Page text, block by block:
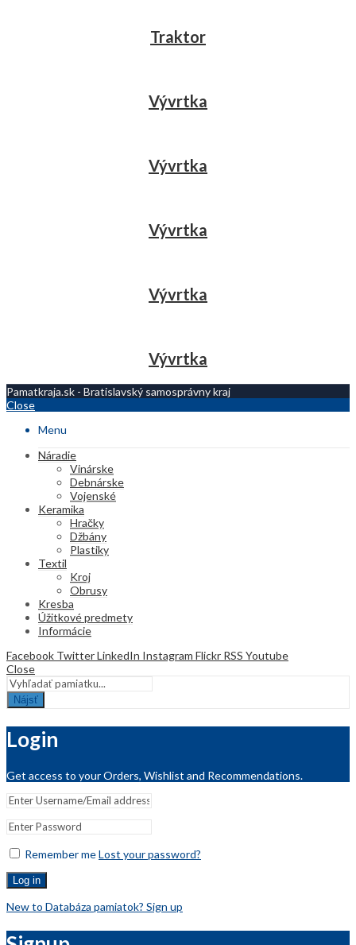
Traktor
Vývrtka
Vývrtka
Vývrtka
Vývrtka
Vývrtka
Pamatkraja.sk - Bratislavský samosprávny kraj
Close
Menu
Náradie
Vinárske
Debnárske
Vojenské
Keramika
Hračky
Džbány
Plastiky
Textil
Kroj
Obrusy
Kresba
Úžitkové predmety
Informácie
Facebook TwitterLinkedIn Instagram Flickr RSS Youtube
Close
Nájsť
Login
Get access to your Orders, Wishlist and Recommendations.
Remember meLost your password?
Log in
New to Databáza pamiatok? Sign up